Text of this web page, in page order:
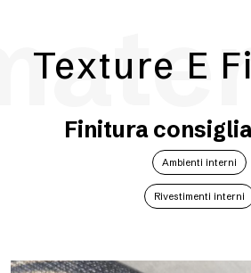
Texture E
Finitura
Ambienti interni
Rivestimenti interni